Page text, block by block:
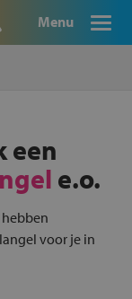
Menu
een
e.o.
voor je in